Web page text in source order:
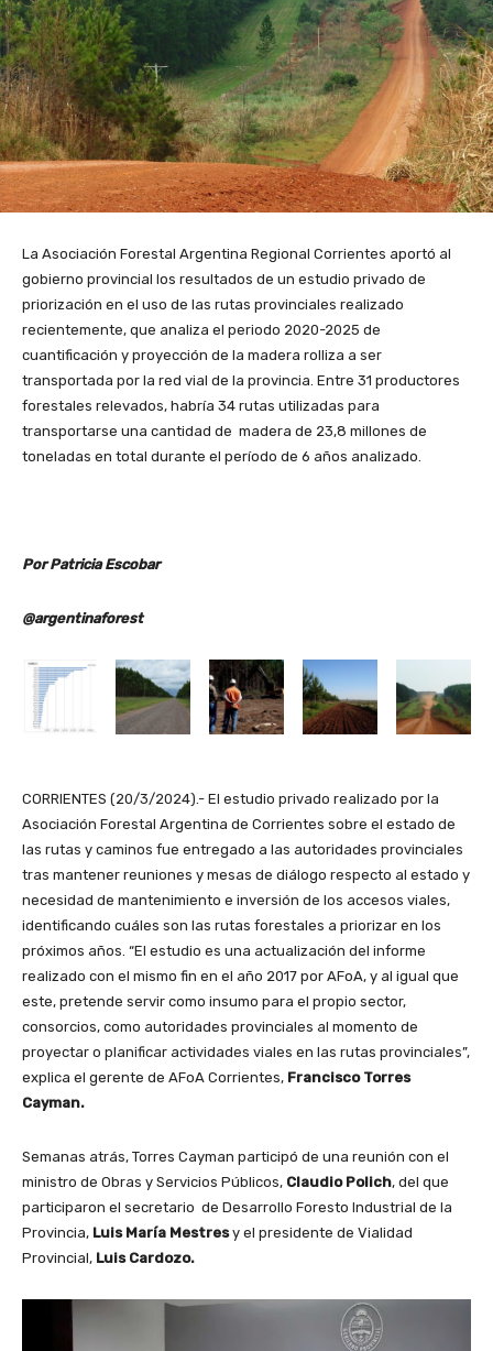
La Asociación Forestal Argentina Regional Corrientes aportó al
gobierno provincial los resultados de un estudio privado de
priorización en el uso de las rutas provinciales realizado
recientemente, que analiza el periodo 2020-2025 de
cuantificación y proyección de la madera rolliza a ser
transportada por la red vial de la provincia. Entre 31 productores
forestales relevados, habría 34 rutas utilizadas para
transportarse una cantidad de madera de 23,8 millones de
toneladas en total durante el período de 6 años analizado.
Por Patricia Escobar
@argentinaforest
CORRIENTES (20/3/2024).- El estudio privado realizado por la
Asociación Forestal Argentina de Corrientes sobre el estado de
las rutas y caminos fue entregado a las autoridades provinciales
tras mantener reuniones y mesas de diálogo respecto al estado y
necesidad de mantenimiento e inversión de los accesos viales,
identificando cuáles son las rutas forestales a priorizar en los
próximos años. “El estudio es una actualización del informe
realizado con el mismo fin en el año 2017 por AFoA, y al igual que
este, pretende servir como insumo para el propio sector,
consorcios, como autoridades provinciales al momento de
proyectar o planificar actividades viales en las rutas provinciales”,
explica el gerente de AFoA Corrientes, Francisco Torres
Cayman.
Semanas atrás, Torres Cayman participó de una reunión con el
ministro de Obras y Servicios Públicos, Claudio Polich, del que
participaron el secretario de Desarrollo Foresto Industrial de la
Provincia, Luis María Mestresy el presidente de Vialidad
Provincial, Luis Cardozo.